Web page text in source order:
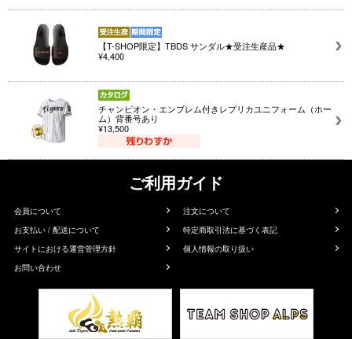
【T-SHOP限定】TBDS サンダル★受注生産品★
¥4,400
チャンピオン・エンブレム付きレプリカユニフォーム（ホー
ム）背番号あり
¥13,500
ご利用ガイド
会員について
注文について
お支払い / 配送について
特定商取引法に基づく表記
サイトにおける運営管理方針
個人情報の取り扱い
お問い合わせ